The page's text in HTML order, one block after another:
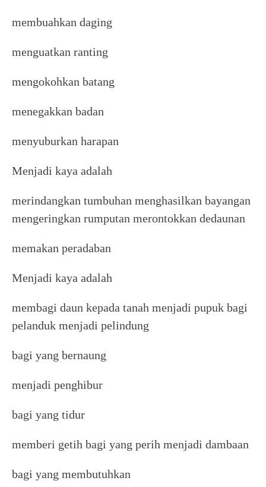
membuahkan daging
menguatkan ranting
mengokohkan batang
menegakkan badan
menyuburkan harapan
Menjadi kaya adalah
merindangkan tumbuhan menghasilkan bayangan
mengeringkan rumputan merontokkan dedaunan
memakan peradaban
Menjadi kaya adalah
membagi daun kepada tanah menjadi pupuk bagi
pelanduk menjadi pelindung
bagi yang bernaung
menjadi penghibur
bagi yang tidur
memberi getih bagi yang perih menjadi dambaan
bagi yang membutuhkan